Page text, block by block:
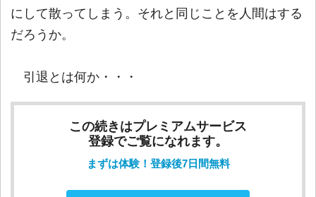
にして散ってしまう。それと同じことを人間はする
だろうか。
引退とは何か・・・
この続きはプレミアムサービス
登録でご覧になれます。
まずは体験！登録後7日間無料